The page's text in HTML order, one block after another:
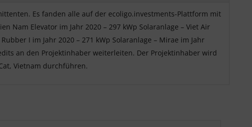
Es fanden alle auf der ecoligo.investments-Plattform mit
Nam Elevator im Jahr 2020 – 297 kWp Solaranlage – Viet Air
I im Jahr 2020 – 271 kWp Solaranlage – Mirae im Jahr
an den Projektinhaber weiterleiten. Der Projektinhaber wird
Vietnam durchführen.